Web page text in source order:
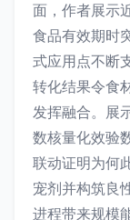
面，作者展示
食品有效期时
式应用点不断
转化结果令食
发挥融合。展
数核量化效验
联动证明为何
宠剂并构筑良
进程带来规模